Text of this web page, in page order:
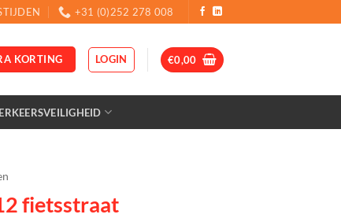
+31 (0)252 278 008
KORTING LOGIN €0,00
fietsstraat